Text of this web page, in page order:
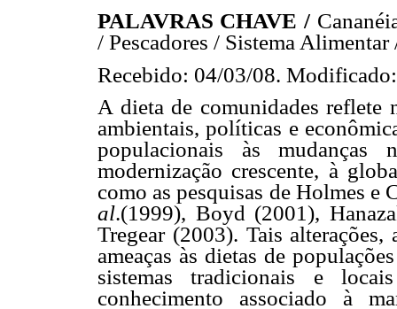
PALAVRAS CHAVE /
/ Pescadores / Sistema Alimentar
Recebido: 04/03/08.
A dieta de comunidades reflete
ambientais, políticas e
populacionais às mudanças
modernização crescente, à
como as pesquisas de Holmes
al.(1999), Boyd (2001),
Tregear (2003). Tais alterações,
ameaças às dietas de
sistemas tradicionais e
conhecimento associado à